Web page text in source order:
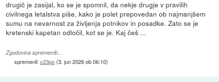
drugič je zasijal, ko se je spomnil, da nekje drugje v pravilih
civilnega letalstva piše, kako je polet prepovedan ob najmanjšem
sumu na nevarnost za življenja potnikov in posadke. Zato se je
kretenski kapetan odločil, kot se je. Kaj češ ...
Zgodovina sprememb…
spremenil:c23po(3. jun 2026 ob 06:10)